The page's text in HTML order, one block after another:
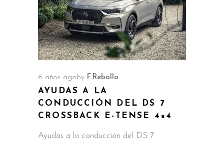
6 años agoby F.Rebollo
AYUDAS A LA
CONDUCCIÓN DEL DS 7
CROSSBACK E-TENSE 4×4
Ayudas a la conducción del DS 7